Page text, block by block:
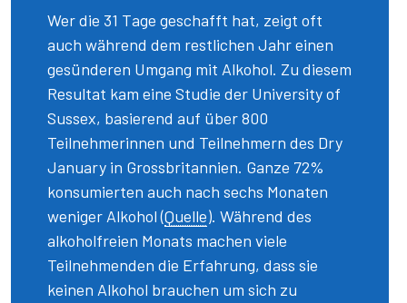
Wer die 31 Tage geschafft hat, zeigt oft
auch während dem restlichen Jahr einen
gesünderen Umgang mit Alkohol. Zu diesem
Resultat kam eine Studie der University of
Sussex, basierend auf über 800
Teilnehmerinnen und Teilnehmern des Dry
January in Grossbritannien. Ganze 72%
konsumierten auch nach sechs Monaten
weniger Alkohol (Quelle). Während des
alkoholfreien Monats machen viele
Teilnehmenden die Erfahrung, dass sie
keinen Alkohol brauchen um sich zu